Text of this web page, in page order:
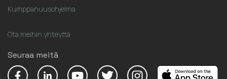
Kumppanuusohjelma
Ota meihin yhteyttä
Seuraa meitä